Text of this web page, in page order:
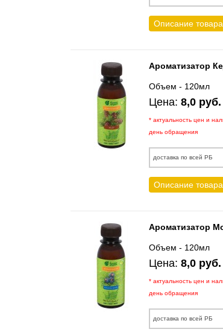
Описание товара
Ароматизатор
Объем - 120мл
Цена: 8,0 руб.
* актуальность цен и
день обращения
доставка по всей РБ
Описание товара
Ароматизатор
Объем - 120мл
Цена: 8,0 руб.
* актуальность цен и
день обращения
доставка по всей РБ